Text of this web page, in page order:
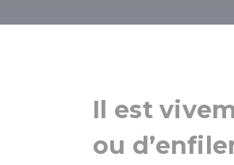
Vin,
Il est
ou